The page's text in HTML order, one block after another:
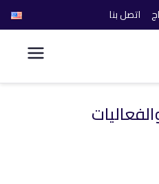
اتصل بنا
والذكاء